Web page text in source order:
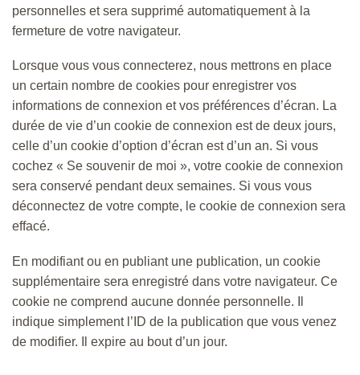
personnelles et sera supprimé automatiquement à la
fermeture de votre navigateur.
Lorsque vous vous connecterez, nous mettrons en place
un certain nombre de cookies pour enregistrer vos
informations de connexion et vos préférences d’écran. La
durée de vie d’un cookie de connexion est de deux jours,
celle d’un cookie d’option d’écran est d’un an. Si vous
cochez « Se souvenir de moi », votre cookie de connexion
sera conservé pendant deux semaines. Si vous vous
déconnectez de votre compte, le cookie de connexion sera
effacé.
En modifiant ou en publiant une publication, un cookie
supplémentaire sera enregistré dans votre navigateur. Ce
cookie ne comprend aucune donnée personnelle. Il
indique simplement l’ID de la publication que vous venez
de modifier. Il expire au bout d’un jour.